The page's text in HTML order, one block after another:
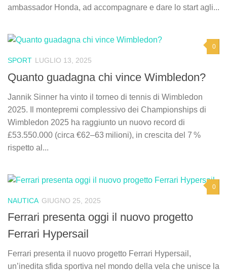
ambassador Honda, ad accompagnare e dare lo start agli...
0
SPORT LUGLIO 13, 2025
Quanto guadagna chi vince Wimbledon?
Jannik Sinner ha vinto il torneo di tennis di Wimbledon
2025. Il montepremi complessivo dei Championships di
Wimbledon 2025 ha raggiunto un nuovo record di
£53.550.000 (circa €62–63 milioni), in crescita del 7 %
rispetto al...
0
NAUTICA GIUGNO 25, 2025
Ferrari presenta oggi il nuovo progetto
Ferrari Hypersail
Ferrari presenta il nuovo progetto Ferrari Hypersail,
un’inedita sfida sportiva nel mondo della vela che unisce la